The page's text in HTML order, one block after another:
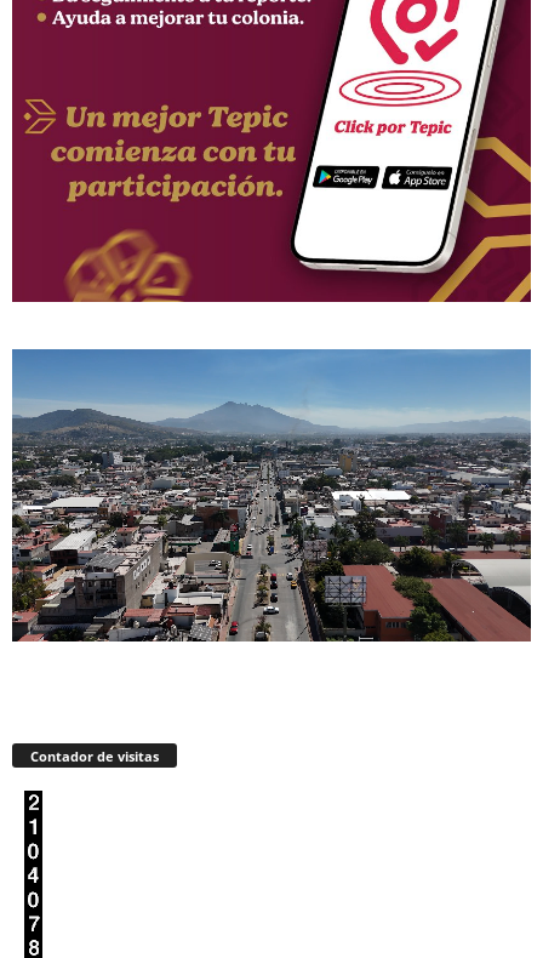
Contador de visitas